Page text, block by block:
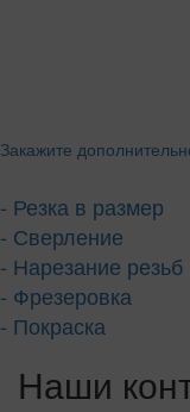
Закажите
- Резка в размер
- Сверление
- Нарезание резьб
- Фрезеровка
- Покраска
Наши